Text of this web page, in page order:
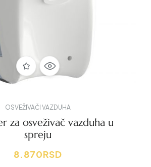
OSVEŽIVAČI VAZDUHA
za osveživač vazduha u
spreju
8.870RSD